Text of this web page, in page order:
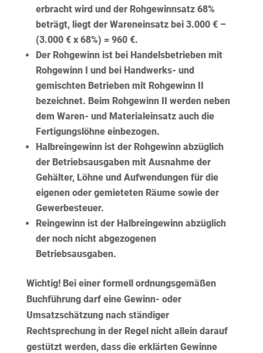
erbracht wird und der Rohgewinnsatz 68%
beträgt, liegt der Wareneinsatz bei 3.000 € –
(3.000 € x 68%) = 960 €.
Der Rohgewinn ist bei Handelsbetrieben mit
Rohgewinn I und bei Handwerks- und
gemischten Betrieben mit Rohgewinn II
bezeichnet. Beim Rohgewinn II werden neben
dem Waren- und Materialeinsatz auch die
Fertigungslöhne einbezogen.
Halbreingewinnist der Rohgewinn abzüglich
der Betriebsausgaben mit Ausnahme der
Gehälter, Löhne und Aufwendungen für die
eigenen oder gemieteten Räume sowie der
Gewerbesteuer.
Reingewinnist der Halbreingewinn abzüglich
der noch nicht abgezogenen
Betriebsausgaben.
Wichtig!Bei einer formell ordnungsgemäßen
Buchführung darf eine Gewinn- oder
Umsatzschätzung nach ständiger
Rechtsprechung in der Regel nicht allein darauf
gestützt werden, dass die erklärten Gewinne